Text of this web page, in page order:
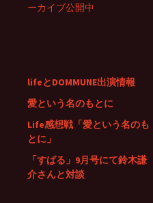
ーカイブ公開中
lifeとDOMMUNE出演情報
愛という名のもとに
Life感想戦「愛という名のも
とに」
「すばる」9月号にて鈴木謙
介さんと対談